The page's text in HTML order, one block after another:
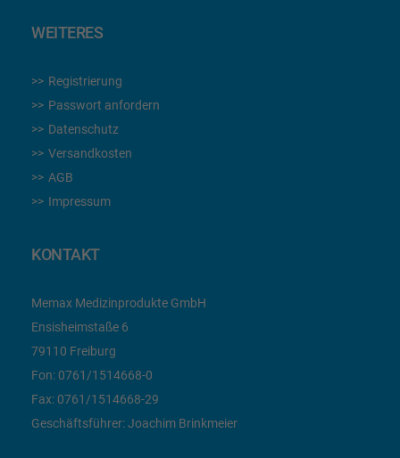
WEITERES
Registrierung
Passwort anfordern
Datenschutz
Versandkosten
AGB
Impressum
KONTAKT
Memax Medizinprodukte GmbH
Ensisheimstaße 6
79110 Freiburg
Fon: 0761/1514668-0
Fax: 0761/1514668-29
Geschäftsführer: Joachim Brinkmeier